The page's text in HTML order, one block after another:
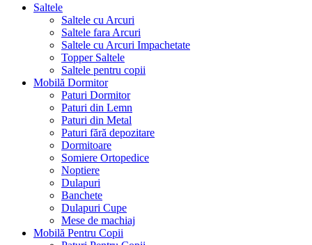
Saltele
Saltele cu Arcuri
Saltele fara Arcuri
Saltele cu Arcuri Impachetate
Topper Saltele
Saltele pentru copii
Mobilă Dormitor
Paturi Dormitor
Paturi din Lemn
Paturi din Metal
Paturi fără depozitare
Dormitoare
Somiere Ortopedice
Noptiere
Dulapuri
Banchete
Dulapuri Cupe
Mese de machiaj
Mobilă Pentru Copii